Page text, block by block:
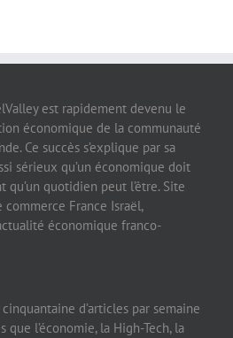
est rapidement devenu le
économique de la communauté
Ce succès s’explique par sa
sérieux qu’un économique doit
qu’un quotidien peut l’être. Site
France Israël,
économique franco-
d’articles par semaine
que l’économie, la High-Tech, la